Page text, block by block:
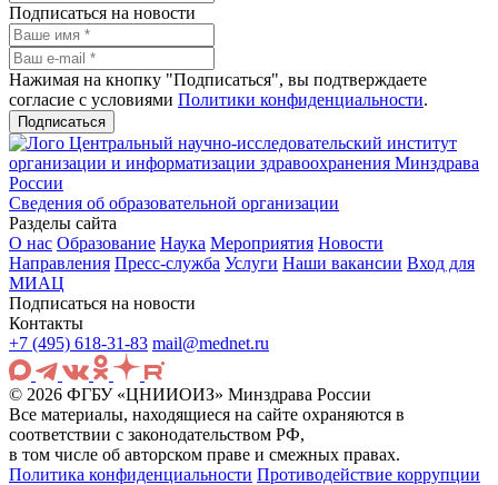
Подписаться на новости
Нажимая на кнопку "Подписаться", вы подтверждаете
согласие с условиями Политики конфиденциальности.
Подписаться
Центральный научно-исследовательский институт
организации и информатизации здравоохранения Минздрава
России
Сведения об образовательной организации
Разделы сайта
О нас Образование Наука Мероприятия Новости
Направления Пресс-служба Услуги Наши вакансии Вход для
МИАЦ
Подписаться на новости
Контакты
+7 (495) 618-31-83 mail@mednet.ru
© 2026 ФГБУ «ЦНИИОИЗ» Минздрава России
Все материалы, находящиеся на сайте охраняются в
соответствии с законодательством РФ,
в том числе об авторском праве и смежных правах.
Политика конфиденциальности Противодействие коррупции